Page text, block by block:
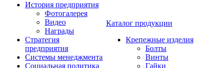
История предприятия
Фотогалерея
Видео
Награды
Стратегия
предприятия
Системы менеджмента
Социальная политика
Каталог продукции
Крепежные изделия
Болты
Винты
Гайки